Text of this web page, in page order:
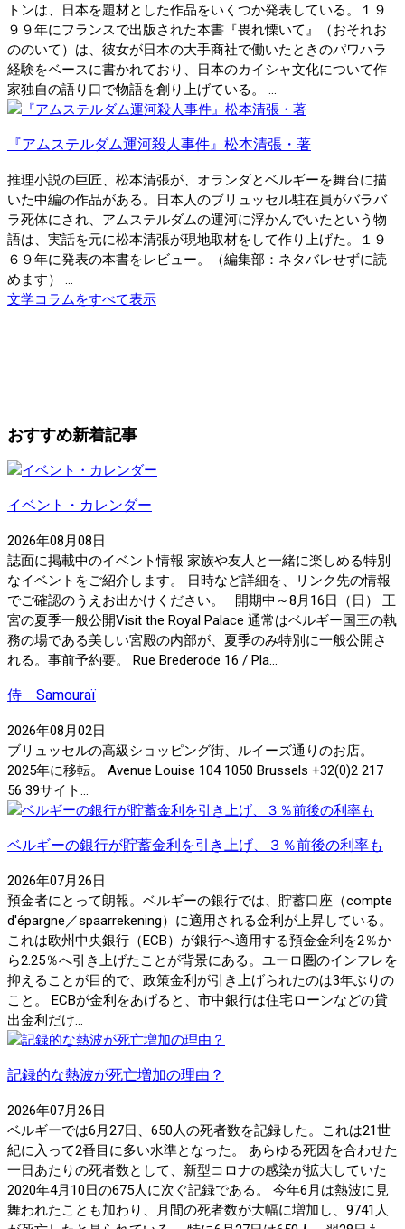
トンは、日本を題材とした作品をいくつか発表している。１９
９９年にフランスで出版された本書『畏れ慄いて』（おそれお
ののいて）は、彼女が日本の大手商社で働いたときのパワハラ
経験をベースに書かれており、日本のカイシャ文化について作
家独自の語り口で物語を創り上げている。 ...
『アムステルダム運河殺人事件』松本清張・著
推理小説の巨匠、松本清張が、オランダとベルギーを舞台に描
いた中編の作品がある。日本人のブリュッセル駐在員がバラバ
ラ死体にされ、アムステルダムの運河に浮かんでいたという物
語は、実話を元に松本清張が現地取材をして作り上げた。１９
６９年に発表の本書をレビュー。（編集部：ネタバレせずに読
めます） ...
文学コラムをすべて表示
おすすめ新着記事
イベント・カレンダー
2026年08月08日
誌面に掲載中のイベント情報 家族や友人と一緒に楽しめる特別
なイベントをご紹介します。 日時など詳細を、リンク先の情報
でご確認のうえお出かけください。 開期中～8月16日（日） 王
宮の夏季一般公開Visit the Royal Palace 通常はベルギー国王の執
務の場である美しい宮殿の内部が、夏季のみ特別に一般公開さ
れる。事前予約要。 Rue Brederode 16 / Pla...
侍 Samouraï
2026年08月02日
ブリュッセルの高級ショッピング街、ルイーズ通りのお店。
2025年に移転。 Avenue Louise 104 1050 Brussels +32(0)2 217
56 39サイト...
ベルギーの銀行が貯蓄金利を引き上げ、３％前後の利率も
2026年07月26日
預金者にとって朗報。ベルギーの銀行では、貯蓄口座（compte
d'épargne／spaarrekening）に適用される金利が上昇している。
これは欧州中央銀行（ECB）が銀行へ適用する預金金利を2％か
ら2.25％へ引き上げたことが背景にある。ユーロ圏のインフレを
抑えることが目的で、政策金利が引き上げられたのは3年ぶりの
こと。 ECBが金利をあげると、市中銀行は住宅ローンなどの貸
出金利だけ...
記録的な熱波が死亡増加の理由？
2026年07月26日
ベルギーでは6月27日、650人の死者数を記録した。これは21世
紀に入って2番目に多い水準となった。 あらゆる死因を合わせた
一日あたりの死者数として、新型コロナの感染が拡大していた
2020年4月10日の675人に次ぐ記録である。 今年6月は熱波に見
舞われたことも加わり、月間の死者数が大幅に増加し、9741人